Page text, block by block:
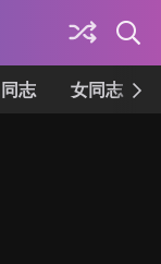
志 女同志